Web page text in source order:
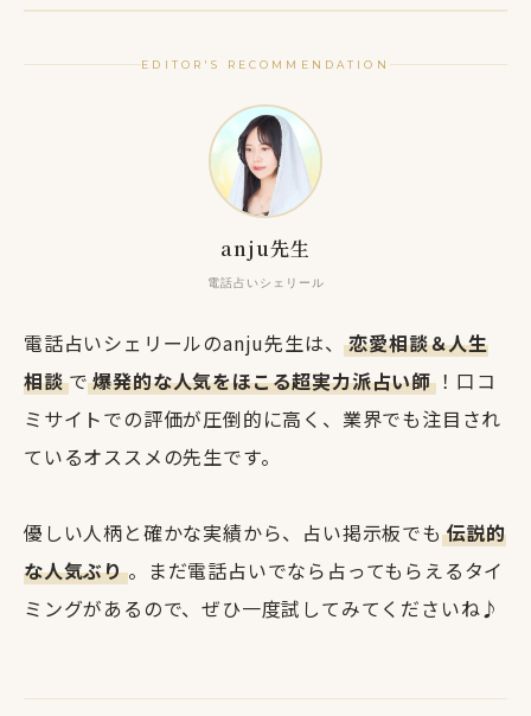
EDITOR'S RECOMMENDATION
anju先生
電話占いシェリール
電話占いシェリールのanju先生は、恋愛相談＆人生
相談で爆発的な人気をほこる超実力派占い師 ！口コ
ミサイトでの評価が圧倒的に高く、業界でも注目され
ているオススメの先生です。
優しい人柄と確かな実績から、占い掲示板でも 伝説的
な人気ぶり 。まだ電話占いでなら占ってもらえるタイ
ミングがあるので、ぜひ一度試してみてくださいね♪